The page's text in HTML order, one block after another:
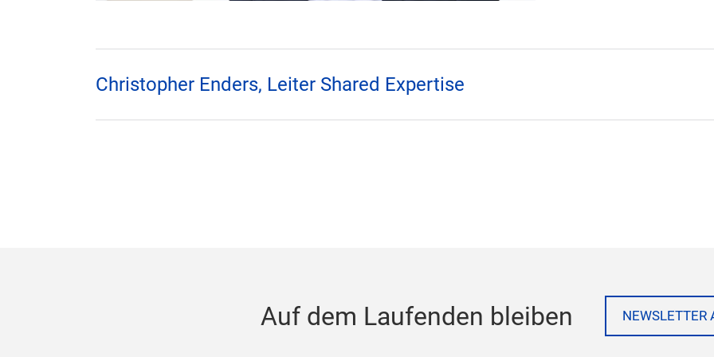
Christopher Enders, Leiter Shared Expertise
Auf dem Laufenden bleiben NEWSLETTER